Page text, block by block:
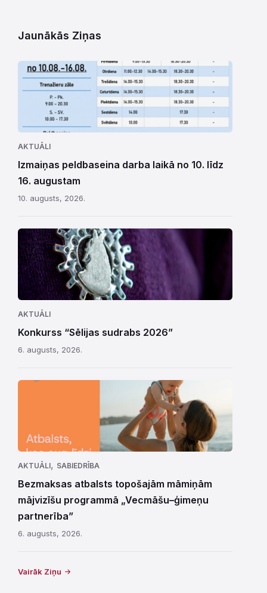
Jaunākās Ziņas
AKTUĀLI
Izmaiņas peldbaseina darba laikā no 10. līdz
16. augustam
10. augusts, 2026.
AKTUĀLI
Konkurss “Sēlijas sudrabs 2026”
6. augusts, 2026.
AKTUĀLI, SABIEDRĪBA
Bezmaksas atbalsts topošajām māmiņām
mājvizīšu programmā „Vecmāšu–ģimeņu
partnerība”
6. augusts, 2026.
Vairāk Ziņu